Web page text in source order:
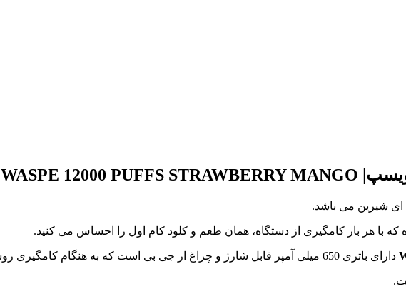
WASPE 12000 PUFFS STRAWBERRY MANGO
ای شیرین می باشد.
دارای باتری 650 میلی آمپر قابل شارژ و چراغ ار جی بی است که به هنگام کامگیری روشن میشود.